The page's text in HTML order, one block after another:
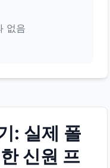
없음
: 실제 폴
신원 프